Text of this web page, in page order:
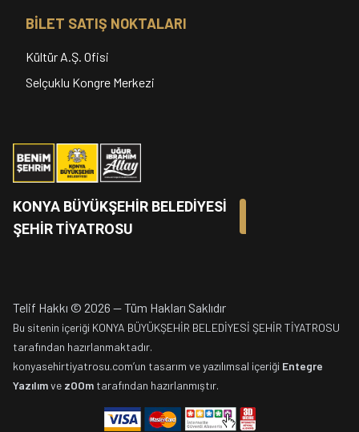
BİLET SATIŞ NOKTALARI
Kültür A.Ş. Ofisi
Selçuklu Kongre Merkezi
KONYA BÜYÜKŞEHİR BELEDİYESİ
ŞEHİR TİYATROSU
Telif Hakkı © 2026 —Tüm Hakları Saklıdır
Bu sitenin içeriği KONYA BÜYÜKŞEHİR BELEDİYESİ ŞEHİR TİYATROSU
tarafından hazırlanmaktadır.
konyasehirtiyatrosu.com’un tasarım ve yazılımsal içeriği Entegre
Yazılımve zOOm tarafından hazırlanmıştır.